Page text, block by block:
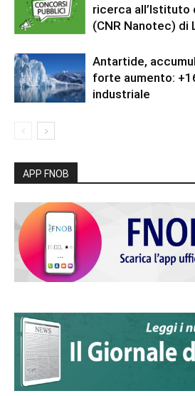
ricerca all’Istituto
(CNR Nanotec) di
Antartide,
forte aumento:
industriale
APP FNOB